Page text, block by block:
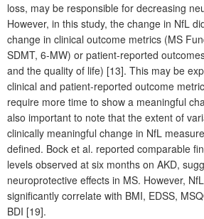
loss, may be responsible for decreasing
However, in this study, the change in NfL
change in clinical outcome metrics (MS
SDMT, 6-MW) or patient-reported
and the quality of life) [13]. This may be
clinical and patient-reported outcome
require more time to show a meaningful
also important to note that the extent of
clinically meaningful change in NfL
defined. Bock et al. reported comparable
levels observed at six months on AKD,
neuroprotective effects in MS. However,
significantly correlate with BMI, EDSS,
BDI [19].